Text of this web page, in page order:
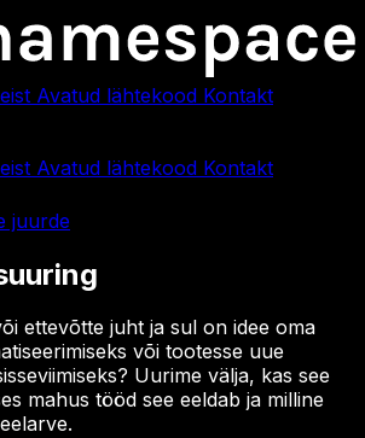
Avatud lähtekood Kontakt
Avatud lähtekood Kontakt
juurde
ettevõtte juht ja sul on idee oma
või tootesse uue
Uurime välja, kas see
mahus tööd see eeldab ja milline